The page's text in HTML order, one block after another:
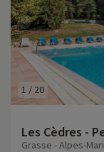
1 / 20
Les Cèdres -
Grasse - Alpes-